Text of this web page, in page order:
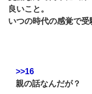
良いこと。
いつの時代の感覚で
>>16
親の話なんだが？